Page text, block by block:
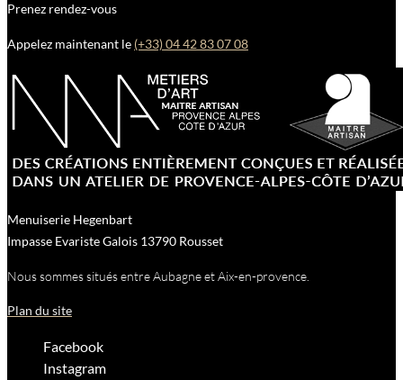
Prenez rendez-vous
Appelez maintenant le (+33) 04 42 83 07 08
Menuiserie Hegenbart
Impasse Evariste Galois 13790 Rousset
Nous sommes situés entre Aubagne et Aix-en-provence.
Plan du site
Facebook
Instagram